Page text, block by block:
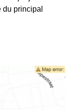
principal